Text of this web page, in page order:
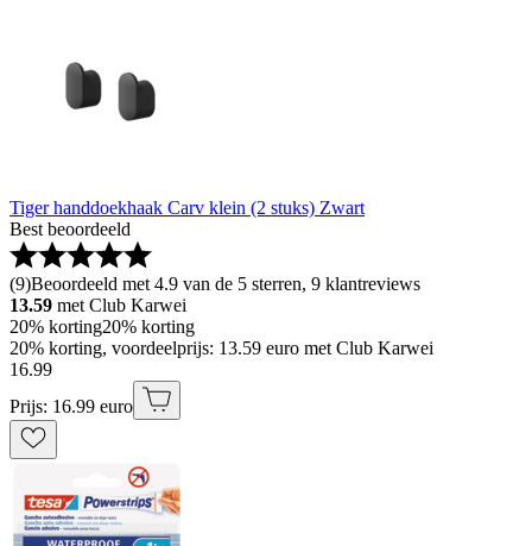
Tiger handdoekhaak Carv klein (2 stuks) Zwart
Best beoordeeld
(9)Beoordeeld met 4.9 van de 5 sterren, 9 klantreviews
13.59 met Club Karwei
20% korting20% korting
20% korting, voordeelprijs: 13.59 euro met Club Karwei
16.99
Prijs: 16.99 euro